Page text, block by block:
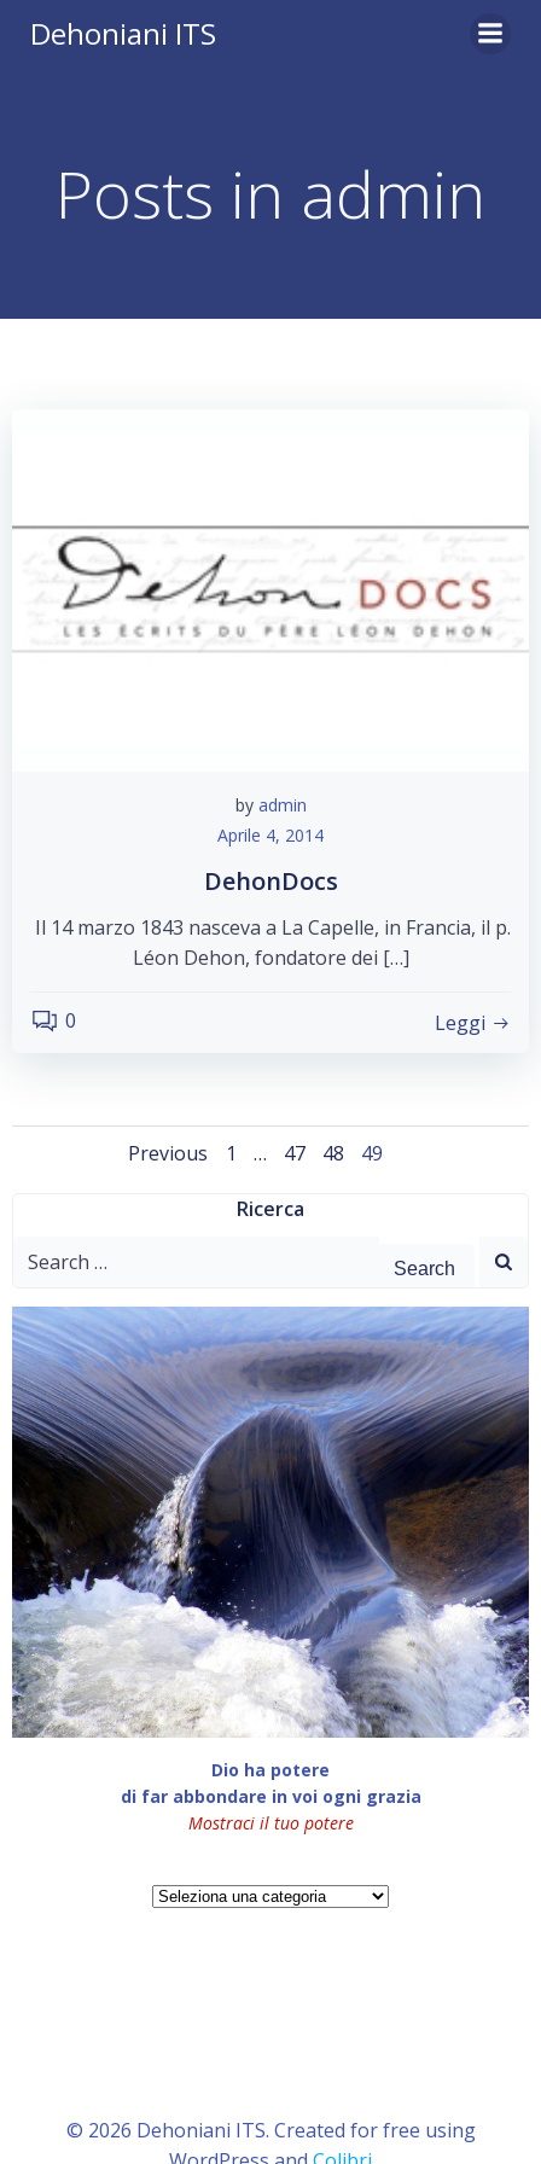
Dehoniani ITS
Posts in admin
by admin
Aprile 4, 2014
DehonDocs
Il 14 marzo 1843 nasceva a La Capelle, in Francia, il p.
Léon Dehon, fondatore dei […]
0 Leggi
Posts
navigation
Previous
Posts
navigation
Page
1 … Page
47 Page
48 Page
49
Ricerca
Search
Dio ha potere
di far abbondare in voi ogni grazia
Mostraci il tuo potere
Categorie
© 2026 Dehoniani ITS. Created for free using